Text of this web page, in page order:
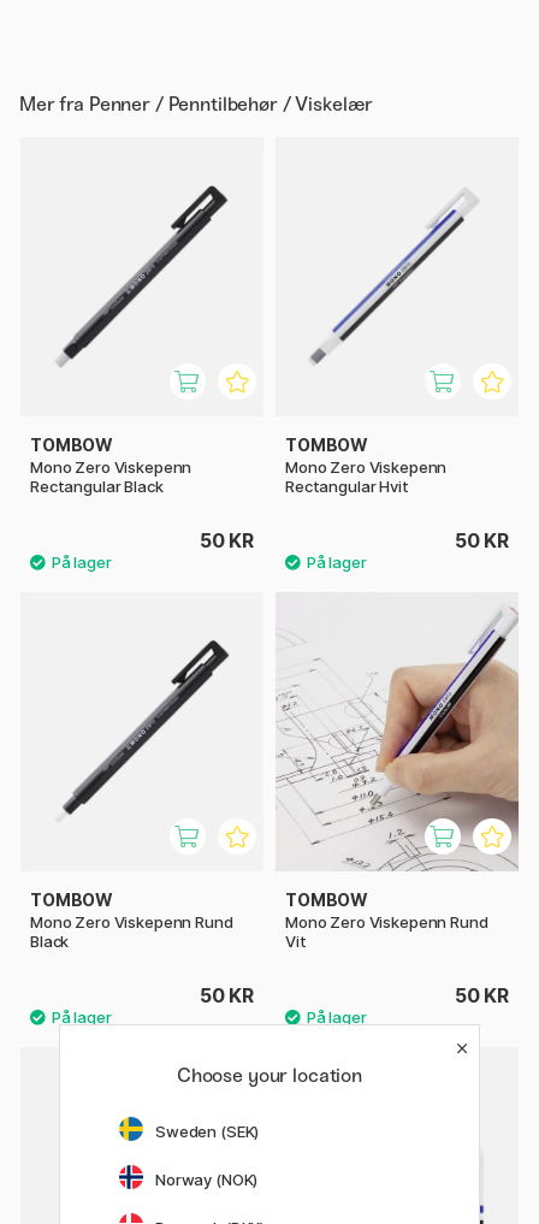
Mer fra Penner / Penntilbehør / Viskelær
TOMBOW
Mono Zero Viskepenn
Rectangular Black
50 KR
TOMBOW
Mono Zero Viskepenn
Rectangular Hvit
50 KR
TOMBOW
Mono Zero Viskepenn Rund
Black
50 KR
TOMBOW
Mono Zero Viskepenn Rund
Vit
50 KR
Choose your location
Sweden (SEK)
Norway (NOK)